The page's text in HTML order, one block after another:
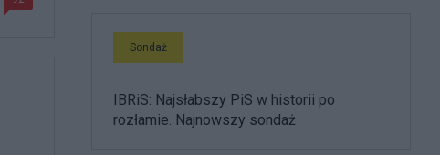
Sondaż
IBRiS: Najsłabszy PiS w historii po
rozłamie. Najnowszy sondaż